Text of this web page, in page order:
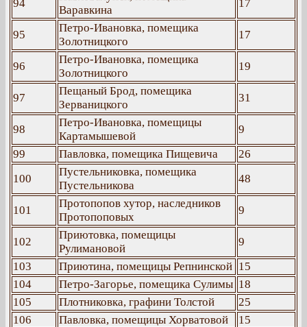
94
Варавкина
17
95
Петро-Ивановка, помещика
Золотницкого
17
96
Петро-Ивановка, помещика
Золотницкого
19
97
Пещаный Брод, помещика
Зерваницкого
31
98
Петро-Ивановка, помещицы
Картамышевой
9
99
Павловка, помещика Пищевича
26
100
Пустельниковка, помещика
Пустельникова
48
101
Протопопов хутор, наследников
Протопоповых
9
102
Приютовка, помещицы
Рулимановой
9
103
Приютина, помещицы Репнинской 15
104
Петро-Загорье, помещика Сулимы 18
105
Плотниковка, графини Толстой
25
106
Павловка, помещицы Хорватовой
15